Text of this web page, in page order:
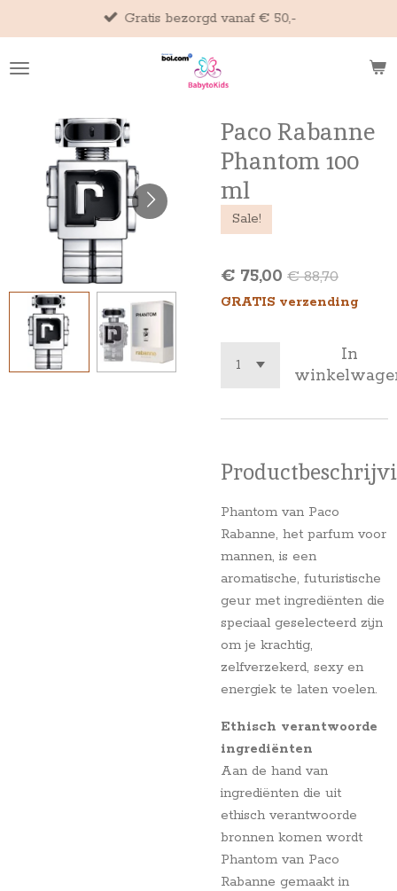
direct
naar
Gratis bezorgd vanaf € 50,-
Paco Rabanne
Phantom 100
ml
Sale!
€ 75,00 € 88,70
GRATIS verzending
In
Phantom van Paco
Rabanne, het parfum voor
mannen, is een
aromatische, futuristische
geur met ingrediënten die
speciaal geselecteerd zijn
om je krachtig,
zelfverzekerd, sexy en
energiek te laten voelen.
Ethisch verantwoorde
ingrediënten
Aan de hand van
ingrediënten die uit
ethisch verantwoorde
bronnen komen wordt
Phantom van Paco
Rabanne gemaakt in